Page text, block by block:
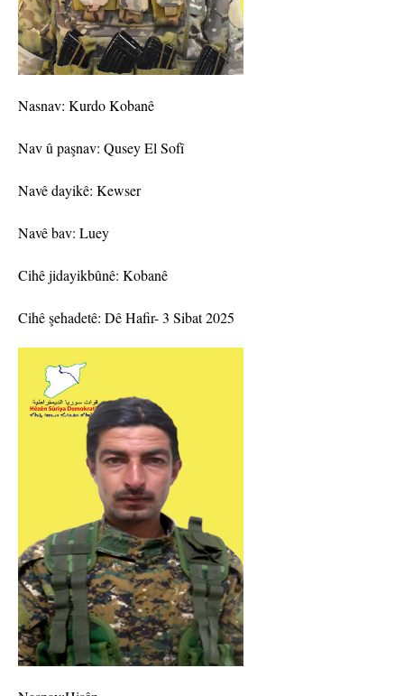
Nasnav: Kurdo Kobanê
Nav û paşnav: Qusey El Sofî
Navê dayikê: Kewser
Navê bav: Luey
Cihê jidayikbûnê: Kobanê
Cihê şehadetê: Dê Hafir- 3 Sibat 2025